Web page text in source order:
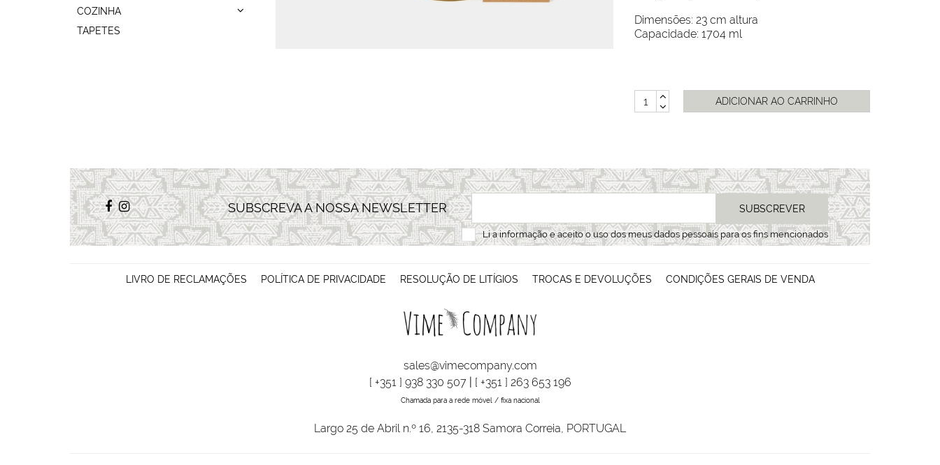
COZINHA
TAPETES
Dimensões: 23 cm altura
Capacidade: 1704 ml
ADICIONAR AO CARRINHO
SUBSCREVA A NOSSA NEWSLETTER SUBSCREVER
Li ainformaçãoe aceito o uso dos meus dados pessoais para os fins mencionados
LIVRO DE RECLAMAÇÕES POLÍTICA DE PRIVACIDADE RESOLUÇÃO DE LITÍGIOS TROCAS E DEVOLUÇÕES CONDIÇÕES GERAIS DE VENDA
sales@vimecompany.com
[ +351 ] 938 330 507| [ +351 ] 263 653 196
Chamada para a rede móvel / fixa nacional
Largo 25 de Abril n.º 16, 2135-318 Samora Correia, PORTUGAL